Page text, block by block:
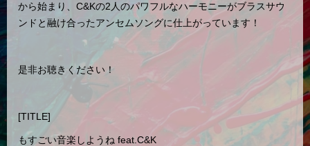
から始まり、C&Kの2人のパワフルなハーモニーがブラスサウ
ンドと融け合ったアンセムソングに仕上がっています！
是非お聴きください！
[TITLE]
もすごい音楽しようね feat.C&K